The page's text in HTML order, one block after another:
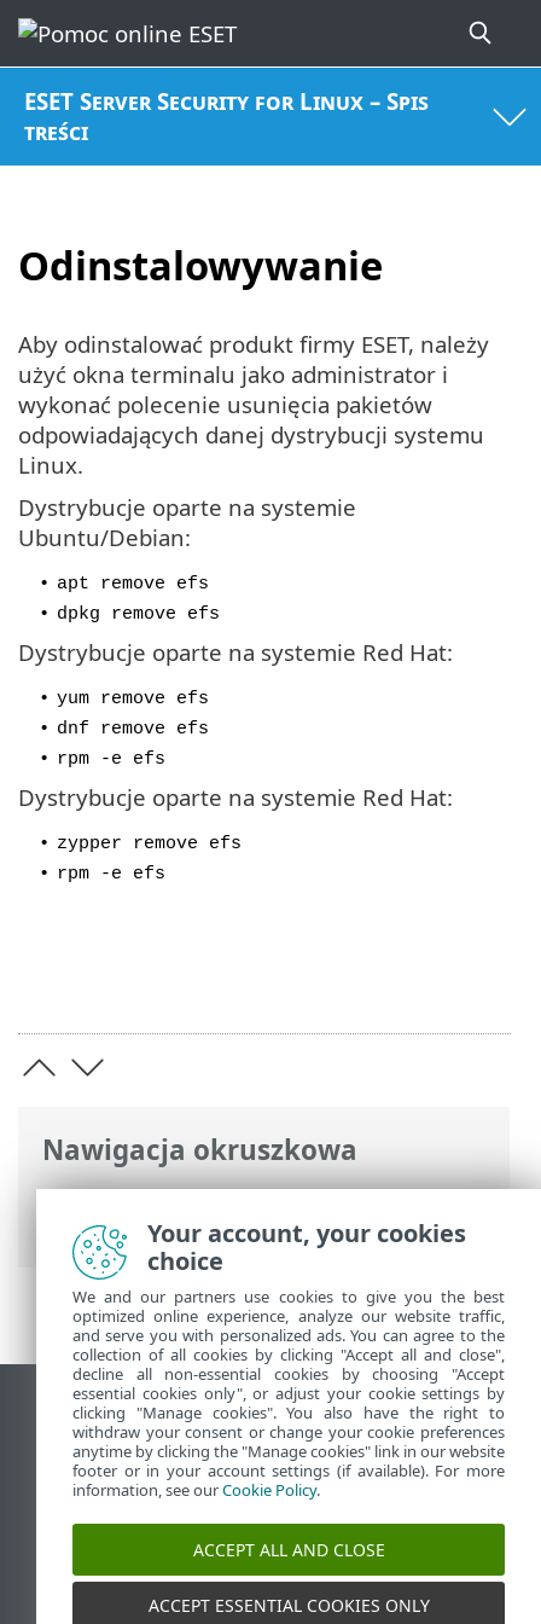
ESET Server Security for Linux – Spis
treści
Odinstalowywanie
Nawigacja okruszkowa
Pomoc online ESET>ESET Server Security
for Linux
>Instalacja> Odinstalowywanie
Aby odinstalować produkt firmy ESET, należy
użyć okna terminalu jako administrator i
wykonać polecenie usunięcia pakietów
odpowiadających danej dystrybucji systemu
Linux.
Dystrybucje oparte na systemie
Ubuntu/Debian:
• apt remove efs
• dpkg remove efs
Dystrybucje oparte na systemie Red Hat:
• yum remove efs
• dnf remove efs
• rpm -e efs
Dystrybucje oparte na systemie Red Hat:
• zypper remove efs
• rpm -e efs
Wyświetl witrynę internetową dla
komputerów
End of Life
Baza wiedzy ESET
Forum ESET
ESET Status Portal
Pomoc regionalna
Your account, your cookies
choice
We and our partners use cookies to give you the best
optimized online experience, analyze our website traffic,
and serve you with personalized ads. You can agree to the
collection of all cookies by clicking "Accept all and close",
decline all non-essential cookies by choosing "Accept
essential cookies only", or adjust your cookie settings by
clicking "Manage cookies". You also have the right to
withdraw your consent or change your cookie preferences
anytime by clicking the "Manage cookies" link in our website
footer or in your account settings (if available). For more
information, see ourCookie Policy.
ACCEPT ALL AND CLOSE
ACCEPT ESSENTIAL COOKIES ONLY